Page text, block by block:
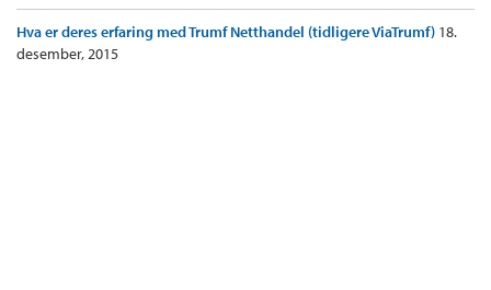
Hva er deres erfaring med Trumf Netthandel (tidligere ViaTrumf) 18.
desember, 2015